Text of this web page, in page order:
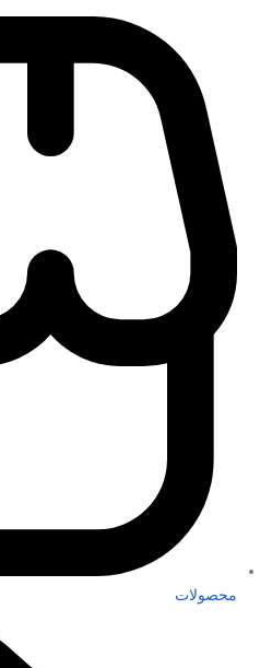
محصولات